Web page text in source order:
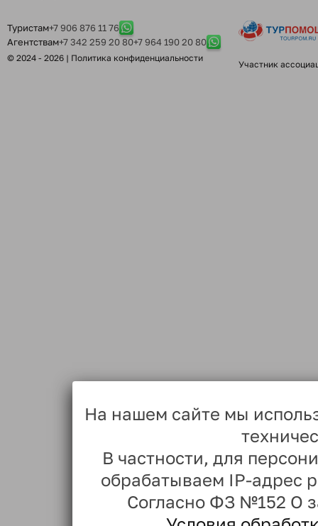
Туристам+7 906 876 11 76
Агентствам+7 342 259 20 80+7 964 190 20 80
© 2024 - 2026 | Политика конфиденциальности
Участник
На нашем сайте мы
В частности, для
обрабатываем IP-адрес
Согласно ФЗ №152 О